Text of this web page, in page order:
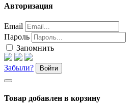
Авторизация
Email
Пароль
Запомнить
Забыли? Войти
Товар добавлен в корзину